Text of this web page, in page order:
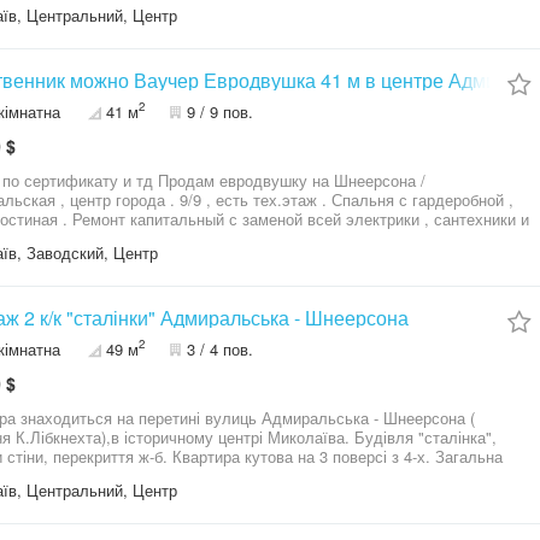
будинок, у дворі є гараж з документами, розглядаємо його продаж
Центральний, Центр
Собственник можно Ваучер Евродвушка
41 м2 9 / 9 пов.
$
и тд Продам евродвушку на Шнеерсона /
города . 9/9 , есть тех.этаж . Спальня с гардеробной ,
с заменой всей электрики , сантехники и
площадь 41 м2 Собственник
Заводский, Центр
2 к/к "сталінки" Адмиральська - Шнеерсона
49 м2 3 / 4 пов.
$
знаходиться на перетині вулиць Адмиральська - Шнеерсона (
центрі Миколаїва. Будівля "сталінка",
стіни, перекриття ж-б. Квартира кутова на 3 поверсі з 4-х. Загальна
окремий, кімнати суміжні, висота стелі 3 м. Квартира в доброму
Центральний, Центр